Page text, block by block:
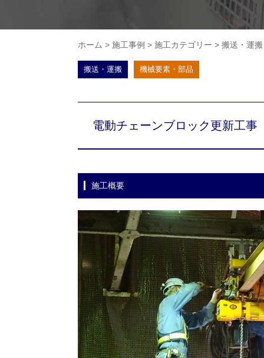
ホーム > 施工事例 > 施工カテゴリー > 搬送・運搬
搬送・運搬 機械要素・部品
電動チェーンブロック更新工事
施工概要